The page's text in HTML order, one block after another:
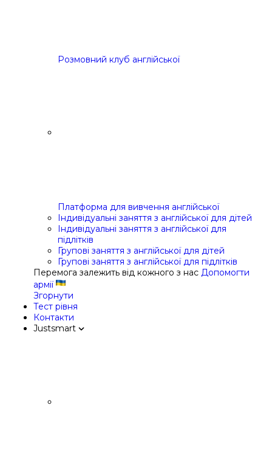
Розмовний клуб англійської
Платформа для вивчення англійської
Індивідуальні заняття з англійської для дітей
Індивідуальні заняття з англійської для
підлітків
Групові заняття з англійської для дітей
Групові заняття з англійської для підлітків
Перемога залежить від кожного з нас Допомогти
армії
Згорнути
Тест рівня
Контакти
Justsmart